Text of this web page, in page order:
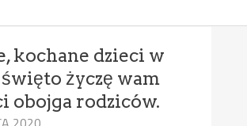
kochane dzieci w
święto życzę wam
obojga rodziców.